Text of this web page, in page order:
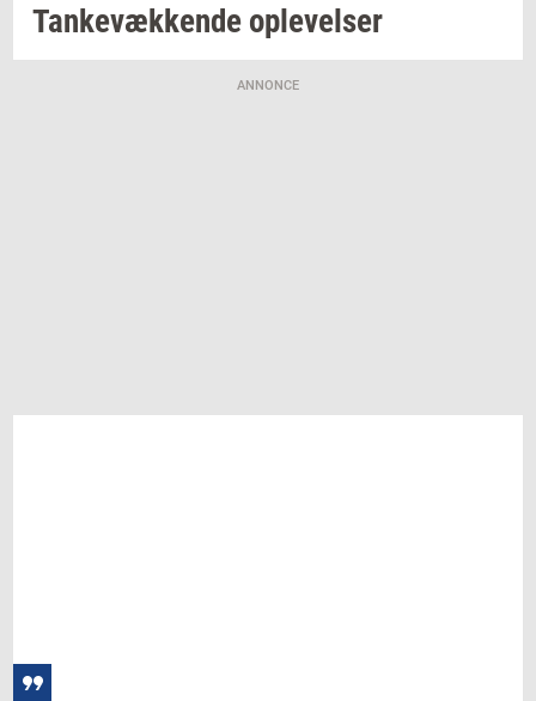
Tan­ke­væk­ken­de op­le­vel­ser
ANNONCE